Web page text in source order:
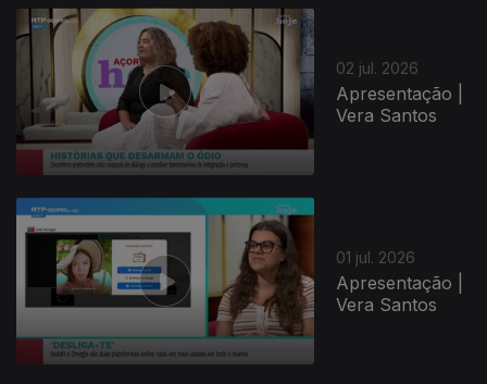
02 jul. 2026
Apresentação |
Vera Santos
01 jul. 2026
Apresentação |
Vera Santos
939752